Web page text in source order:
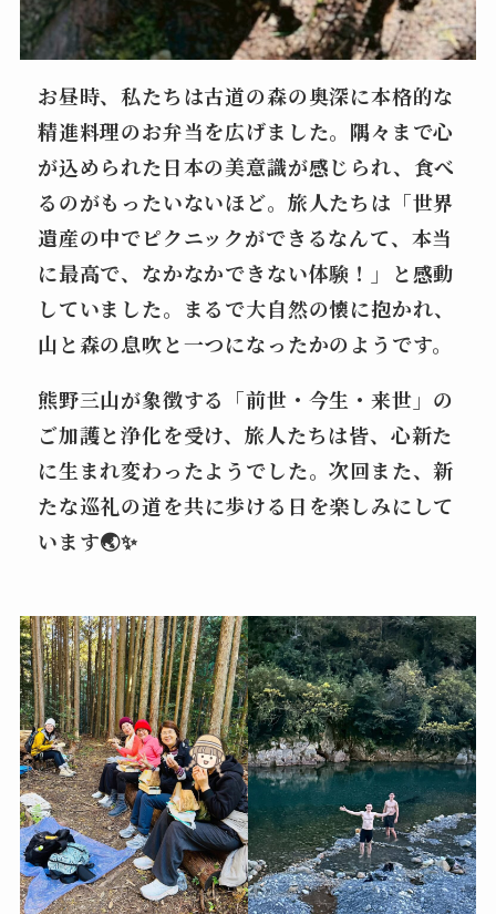
お昼時、私たちは古道の森の奥深に本格的な
精進料理のお弁当を広げました。隅々まで心
が込められた日本の美意識が感じられ、食べ
るのがもったいないほど。旅人たちは「世界
遺産の中でピクニックができるなんて、本当
に最高で、なかなかできない体験！ 」と感動
していました。まるで大自然の懐に抱かれ、
山と森の息吹と一つになったかのようです。
熊野三山が象徴する「前世・今生・来世 」の
ご加護と浄化を受け、旅人たちは皆、心新た
に生まれ変わったようでした。次回また、新
たな巡礼の道を共に歩ける日を楽しみにして
います🌏✨